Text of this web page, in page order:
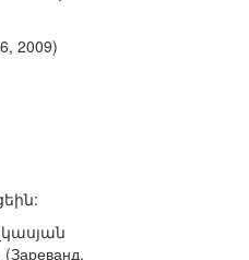
2009)